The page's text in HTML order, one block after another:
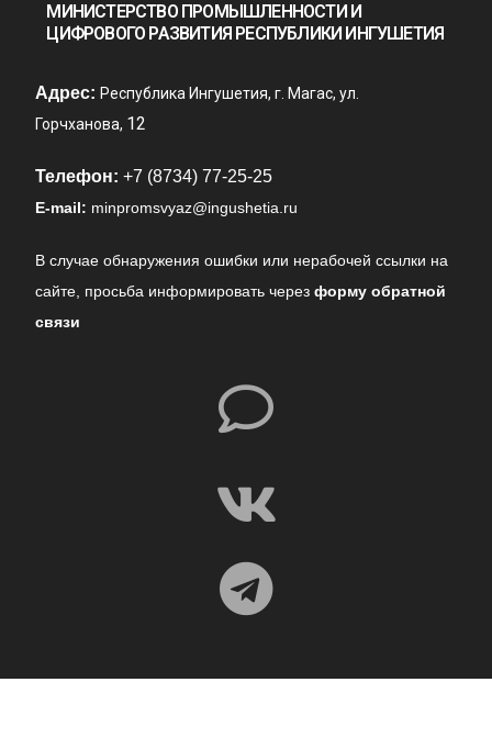
МИНИСТЕРСТВО ПРОМЫШЛЕННОСТИ И
ЦИФРОВОГО РАЗВИТИЯ РЕСПУБЛИКИ ИНГУШЕТИЯ
Адрес: Республика Ингушетия, г. Магас, ул.
Горчханова, 12
Телефон: +7 (8734) 77-25-25
E-mail: minpromsvyaz@ingushetia.ru
В случае обнаружения ошибки или нерабочей ссылки на
сайте, просьба информировать черезформу обратной
связи